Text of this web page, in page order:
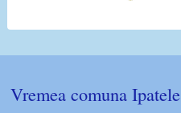
Vremea comuna Ipatele